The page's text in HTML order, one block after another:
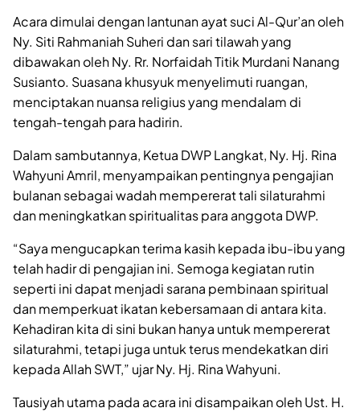
Acara dimulai dengan lantunan ayat suci Al-Qur’an oleh
Ny. Siti Rahmaniah Suheri dan sari tilawah yang
dibawakan oleh Ny. Rr. Norfaidah Titik Murdani Nanang
Susianto. Suasana khusyuk menyelimuti ruangan,
menciptakan nuansa religius yang mendalam di
tengah-tengah para hadirin.
Dalam sambutannya, Ketua DWP Langkat, Ny. Hj. Rina
Wahyuni Amril, menyampaikan pentingnya pengajian
bulanan sebagai wadah mempererat tali silaturahmi
dan meningkatkan spiritualitas para anggota DWP.
“Saya mengucapkan terima kasih kepada ibu-ibu yang
telah hadir di pengajian ini. Semoga kegiatan rutin
seperti ini dapat menjadi sarana pembinaan spiritual
dan memperkuat ikatan kebersamaan di antara kita.
Kehadiran kita di sini bukan hanya untuk mempererat
silaturahmi, tetapi juga untuk terus mendekatkan diri
kepada Allah SWT,” ujar Ny. Hj. Rina Wahyuni.
Tausiyah utama pada acara ini disampaikan oleh Ust. H.